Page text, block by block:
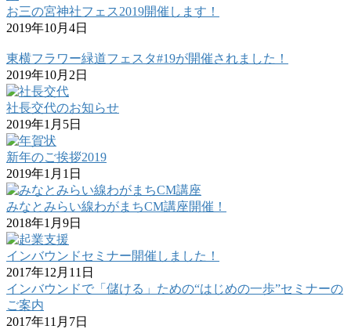
お三の宮神社フェス2019開催します！
2019年10月4日
東横フラワー緑道フェスタ#19が開催されました！
2019年10月2日
社長交代のお知らせ
2019年1月5日
新年のご挨拶2019
2019年1月1日
みなとみらい線わがまちCM講座開催！
2018年1月9日
インバウンドセミナー開催しました！
2017年12月11日
インバウンドで「儲ける」ための“はじめの一歩”セミナーの
ご案内
2017年11月7日